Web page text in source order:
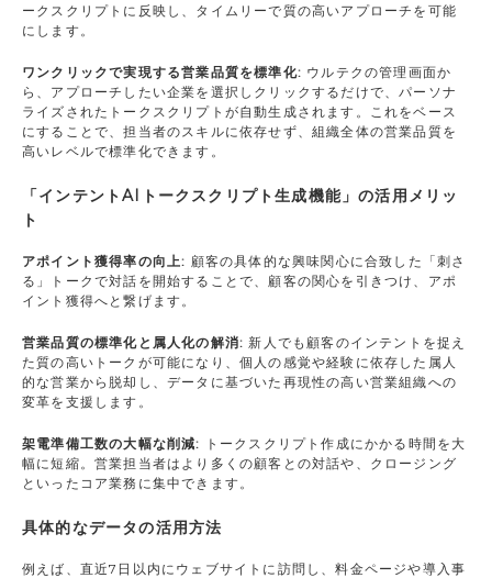
ークスクリプトに反映し、タイムリーで質の高いアプローチを可能
にします。
ワンクリックで実現する営業品質を標準化: ウルテクの管理画面か
ら、アプローチしたい企業を選択しクリックするだけで、パーソナ
ライズされたトークスクリプトが自動生成されます。これをベース
にすることで、担当者のスキルに依存せず、組織全体の営業品質を
高いレベルで標準化できます。
「インテントAIトークスクリプト生成機能」の活用メリッ
ト
アポイント獲得率の向上: 顧客の具体的な興味関心に合致した「刺さ
る」トークで対話を開始することで、顧客の関心を引きつけ、アポ
イント獲得へと繋げます。
営業品質の標準化と属人化の解消: 新人でも顧客のインテントを捉え
た質の高いトークが可能になり、個人の感覚や経験に依存した属人
的な営業から脱却し、データに基づいた再現性の高い営業組織への
変革を支援します。
架電準備工数の大幅な削減:
トークスクリプト作成にかかる時間を大
幅に短縮。営業担当者はより多くの顧客との対話や、クロージング
といったコア業務に集中できます。
具体的なデータの活用方法
例えば、直近7日以内にウェブサイトに訪問し、料金ページや導入事